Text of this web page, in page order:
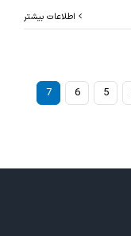
اطلاعات بیشتر
5
6
7